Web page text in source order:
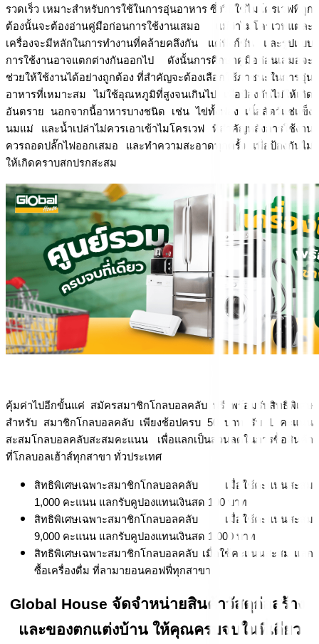
รวดเร็ว เหมาะสำหรับการใช้ในการอุ่นอาหาร ซึ่งวิธีใช้ไมโครเวฟที่ถูก
ต้องนั้นจะต้องอ่านคู่มือก่อนการใช้งานเสมอ แม้ว่าไมโครเวฟแต่ละ
เครื่องจะมีหลักในการทำงานที่คล้ายคลึงกัน แต่ฟังก์ชัน และรูปแบบ
การใช้งานอาจแตกต่างกันออกไป ดังนั้นการศึกษาคู่มือก่อนเสมอจะ
ช่วยให้ใช้งานได้อย่างถูกต้อง ที่สำคัญจะต้องเลือกใช้ภาชนะในการอุ่น
อาหารที่เหมาะสม ไม่ใช้อุณหภูมิที่สูงจนเกินไป เพื่อป้องกันไม่ให้เกิด
อันตราย นอกจากนี้อาหารบางชนิด เช่น ไข่ทั้งฟอง เนื้อสัตว์แช่แข็ง
นมแม่ และน้ำเปล่าไม่ควรเอาเข้าไมโครเวฟ ที่สำคัญหลังการใช้งาน
ควรถอดปลั๊กไฟออกเสมอ และทำความสะอาดทุกครั้ง เพื่อป้องกันไม่
ให้เกิดคราบสกปรกสะสม
คุ้มค่าไปอีกขั้นแค่ สมัครสมาชิกโกลบอลคลับ ฟรี พร้อมรับสิทธิพิเศษ
สำหรับ สมาชิกโกลบอลคลับ เพียงช้อปครบ 50 บาท รับ 1 คะแนน
สะสมโกลบอลคลับสะสมคะแนน เพื่อแลกเป็นส่วนลดในการซื้อสินค้า
ที่โกลบอลเฮ้าส์ทุกสาขา ทั่วประเทศ
สิทธิพิเศษเฉพาะสมาชิกโกลบอลคลับ เมื่อใช้คะแนนสะสม
1,000 คะแนน แลกรับคูปองแทนเงินสด 100 บาท
สิทธิพิเศษเฉพาะสมาชิกโกลบอลคลับ เมื่อใช้คะแนนสะสม
9,000 คะแนน แลกรับคูปองแทนเงินสด 1,000 บาท
สิทธิพิเศษเฉพาะสมาชิกโกลบอลคลับ เมื่อใช้คะแนนสะสม แลก
ซื้อเครื่องดื่ม ที่ลามายอนคอฟฟี่ทุกสาขา
Global House จัดจำหน่ายสินค้าวัสดุก่อสร้าง
และของตกแต่งบ้าน ให้คุณครบจบในที่เดียว